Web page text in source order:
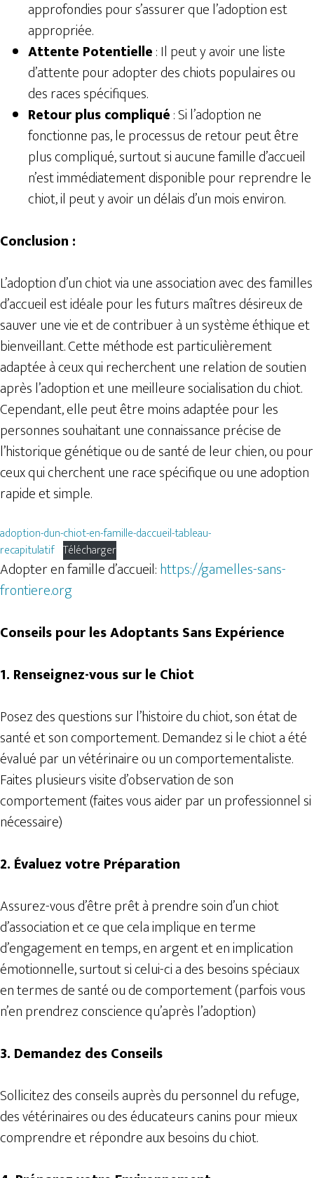
approfondies pour s’assurer que l’adoption est
appropriée.
Attente Potentielle: Il peut y avoir une liste
d’attente pour adopter des chiots populaires ou
des races spécifiques.
Retour plus compliqué: Si l’adoption ne
fonctionne pas, le processus de retour peut être
plus compliqué, surtout si aucune famille d’accueil
n’est immédiatement disponible pour reprendre le
chiot, il peut y avoir un délais d’un mois environ.
Conclusion :
L’adoption d’un chiot via une association avec des familles
d’accueil est idéale pour les futurs maîtres désireux de
sauver une vie et de contribuer à un système éthique et
bienveillant. Cette méthode est particulièrement
adaptée à ceux qui recherchent une relation de soutien
après l’adoption et une meilleure socialisation du chiot.
Cependant, elle peut être moins adaptée pour les
personnes souhaitant une connaissance précise de
l’historique génétique ou de santé de leur chien, ou pour
ceux qui cherchent une race spécifique ou une adoption
rapide et simple.
adoption-dun-chiot-en-famille-daccueil-tableau-
recapitulatif Télécharger
Adopter en famille d’accueil:https://gamelles-sans-
frontiere.org
Conseils pour les Adoptants Sans Expérience
1. Renseignez-vous sur le Chiot
Posez des questions sur l’histoire du chiot, son état de
santé et son comportement. Demandez si le chiot a été
évalué par un vétérinaire ou un comportementaliste.
Faites plusieurs visite d’observation de son
comportement (faites vous aider par un professionnel si
nécessaire)
2. Évaluez votre Préparation
Assurez-vous d’être prêt à prendre soin d’un chiot
d’association et ce que cela implique en terme
d’engagement en temps, en argent et en implication
émotionnelle, surtout si celui-ci a des besoins spéciaux
en termes de santé ou de comportement (parfois vous
n’en prendrez conscience qu’après l’adoption)
3. Demandez des Conseils
Sollicitez des conseils auprès du personnel du refuge,
des vétérinaires ou des éducateurs canins pour mieux
comprendre et répondre aux besoins du chiot.